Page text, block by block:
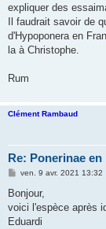
expliquer des
Il faudrait savoir de
d'Hypoponera en
la à Christophe.
Rum
Clément Rambaud
Re: Ponerinae
M
s
a
g
ven. 9 avr. 2021 13:32
Bonjour,
voici l'espèce après
Eduardi